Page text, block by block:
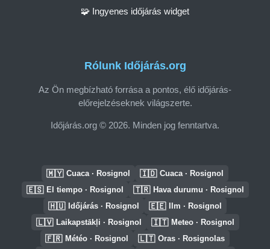
Rólunk Időjárás.org
Az Ön megbízható forrása a pontos, élő időjárás-
előrejelzéseknek világszerte.
Időjárás.org © 2026. Minden jog fenntartva.
🧩 Ingyenes időjárás widget
🇲🇾 Cuaca · Rosignol 🇮🇩 Cuaca · Rosignol
🇪🇸 El tiempo · Rosignol 🇹🇷 Hava durumu · Rosignol
🇭🇺 Időjárás · Rosignol 🇪🇪 Ilm · Rosignol
🇱🇻 Laikapstākļi · Rosignol 🇮🇹 Meteo · Rosignol
🇫🇷 Météo · Rosignol 🇱🇹 Oras · Rosignolas